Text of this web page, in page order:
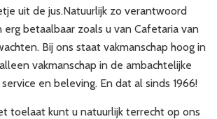
uit de jus.Natuurlijk zo verantwoord
erg betaalbaar zoals u van Cafetaria van
Bij ons staat vakmanschap hoog in
vakmanschap in de ambachtelijke
en beleving. En dat al sinds 1966!
toelaat kunt u natuurlijk terrecht op ons